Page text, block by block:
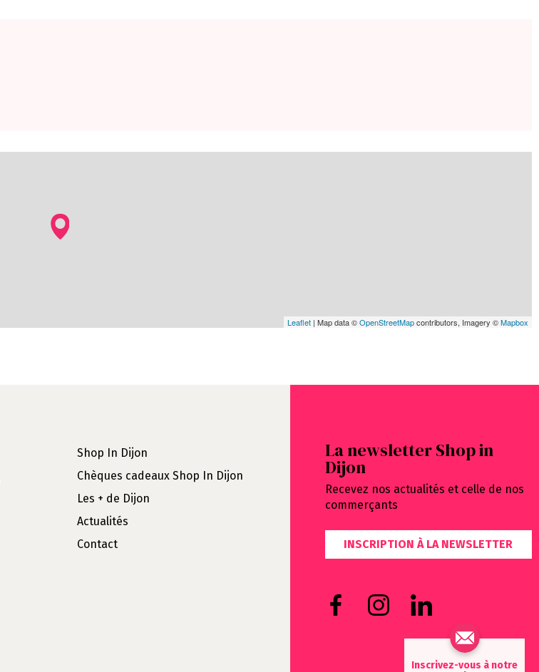
Leaflet | Map data ©OpenStreetMapcontributors, Imagery ©Mapbox
Inscrivez-vous à notre
Shop In Dijon
Chèques cadeaux Shop In Dijon
Les + de Dijon
Actualités
Contact
La newsletter Shop in
Dijon
Recevez nos actualités et celle de nos
commerçants
INSCRIPTION À LA NEWSLETTER